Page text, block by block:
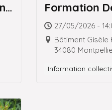
Formation
Web et Web
Montpellier
27/05/2026 -
Bâtiment Gisèle
34080
Information